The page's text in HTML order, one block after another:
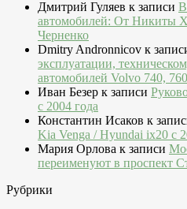
Дмитрий Гуляев к записи
автомобилей: От Никиты
Черненко
Dmitry Andronnicov к
эксплуатации,
автомобилей Volvo 740, 760
Иван Безер к записи
c 2004 года
Константин Исаков к
Kia Venga / Hyundai ix20 c
Мария Орлова к записи
переименуют в проспект
Рубрики